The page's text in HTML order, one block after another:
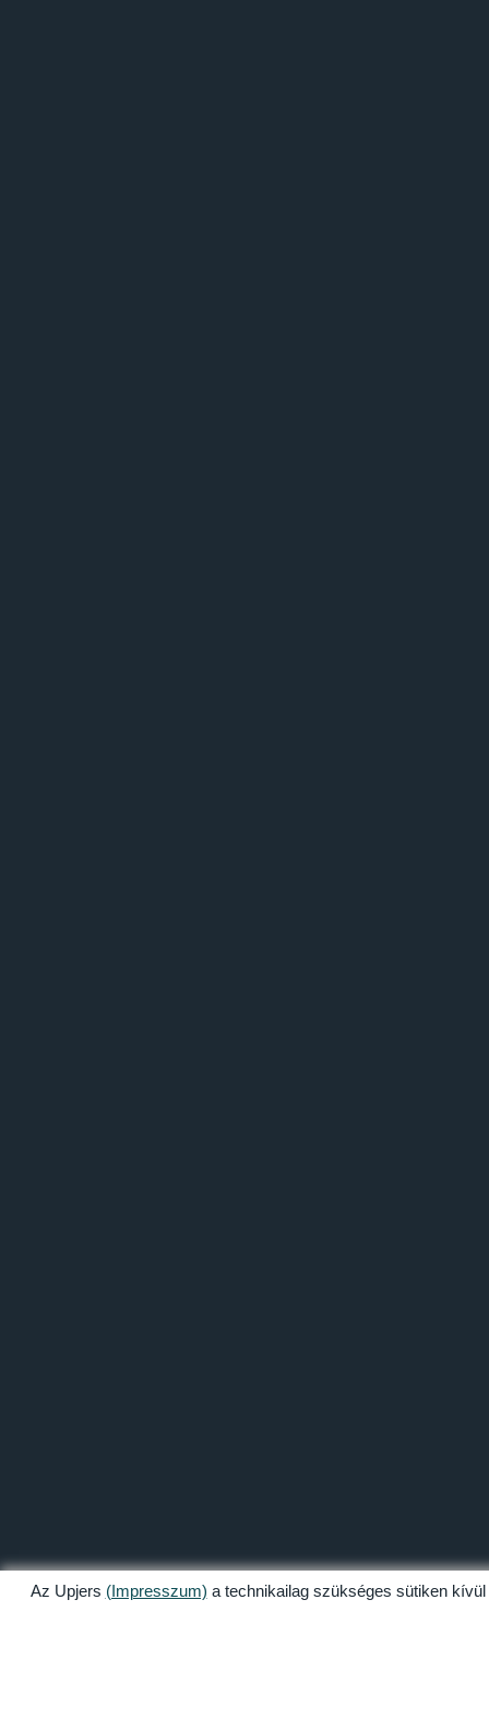
Az Upjers (Impresszum) a technikailag szükséges sütiken